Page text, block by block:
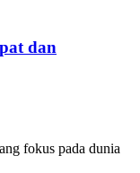
dan
fokus pada dunia